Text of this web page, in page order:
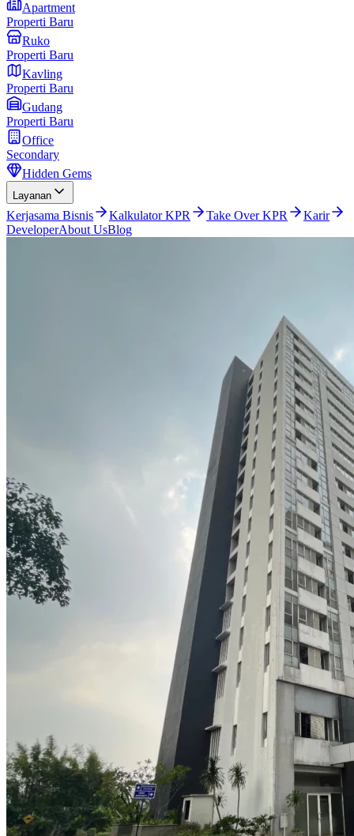
Apartment
Properti Baru
Ruko
Properti Baru
Kavling
Properti Baru
Gudang
Properti Baru
Office
Secondary
Hidden Gems
Layanan
Kerjasama Bisnis Kalkulator KPR Take Over KPR
Karir
DeveloperAbout UsBlog